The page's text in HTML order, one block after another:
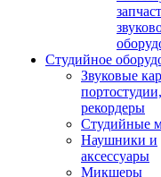
Студийное
Звуковые
портостудии,
рекордеры
Студийные
Наушники и
аксессуары
Микшеры